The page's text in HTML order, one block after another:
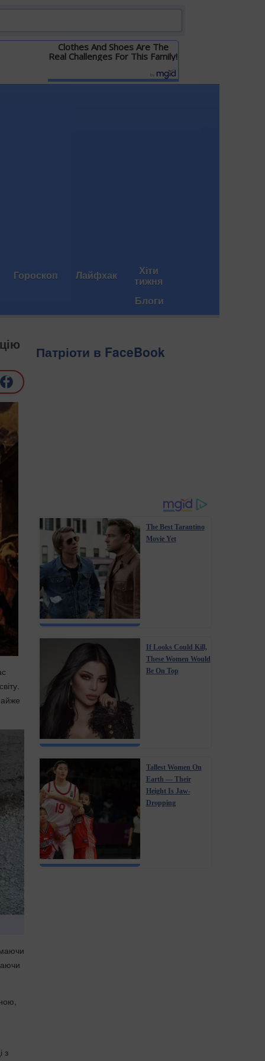
Clothes And Shoes Are The
Real Challenges For This Family!
Детальніше
Гороскоп Лайфхак Хіти
тижня
Блоги
з
Патріоти в FaceBook
The Best Tarantino
Movie Yet
If Looks Could Kill,
These Women Would
Be On Top
Tallest Women On
Earth — Their
Height Is Jaw-
Dropping